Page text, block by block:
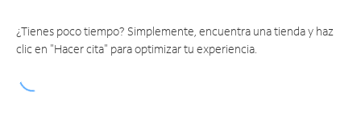
¿Tienes poco tiempo? Simplemente, encuentra una tienda y haz
clic en "Hacer cita" para optimizar tu experiencia.